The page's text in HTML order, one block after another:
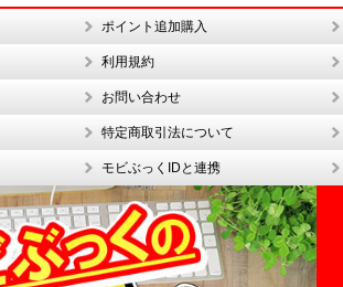
ポイント追加購入
利用規約
お問い合わせ
特定商取引法について
モビぶっくIDと連携